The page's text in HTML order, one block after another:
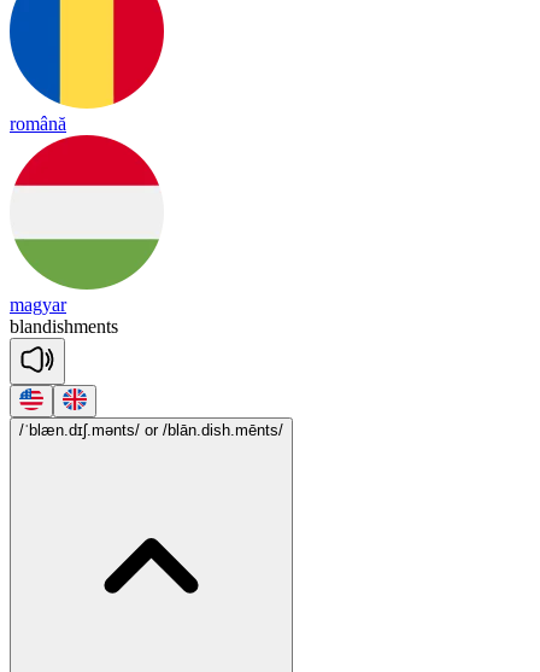
română
magyar
blandishments
/ˈblæn.dɪʃ.mənts/ or /blān.dish.mēnts/